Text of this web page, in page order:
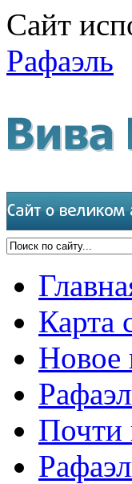
Сайт
Рафаэль
Карта
Новое
Почти